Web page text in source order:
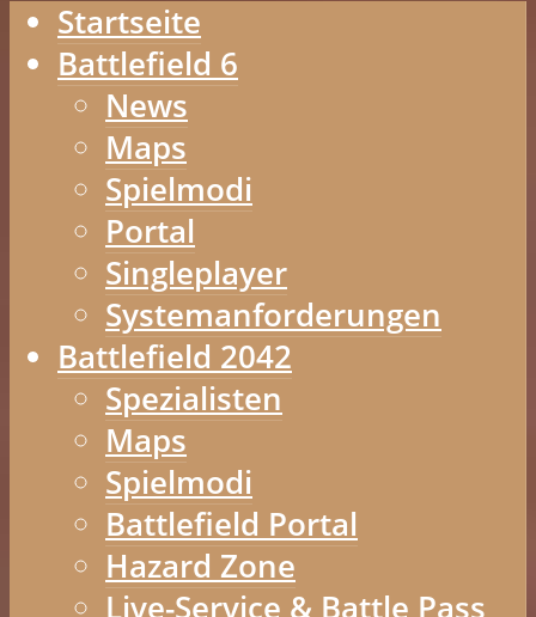
Startseite
Battlefield 6
News
Maps
Spielmodi
Portal
Singleplayer
Systemanforderungen
Battlefield 2042
Spezialisten
Maps
Spielmodi
Battlefield Portal
Hazard Zone
Live-Service & Battle Pass